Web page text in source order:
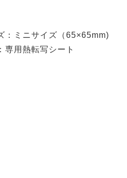
：ミニサイズ（65×65mm)
専用熱転写シート